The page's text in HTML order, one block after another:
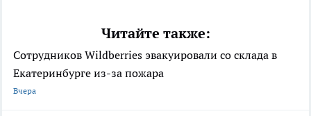
Читайте также:
Сотрудников Wildberries эвакуировали со склада в
Екатеринбурге из-за пожара
Вчера